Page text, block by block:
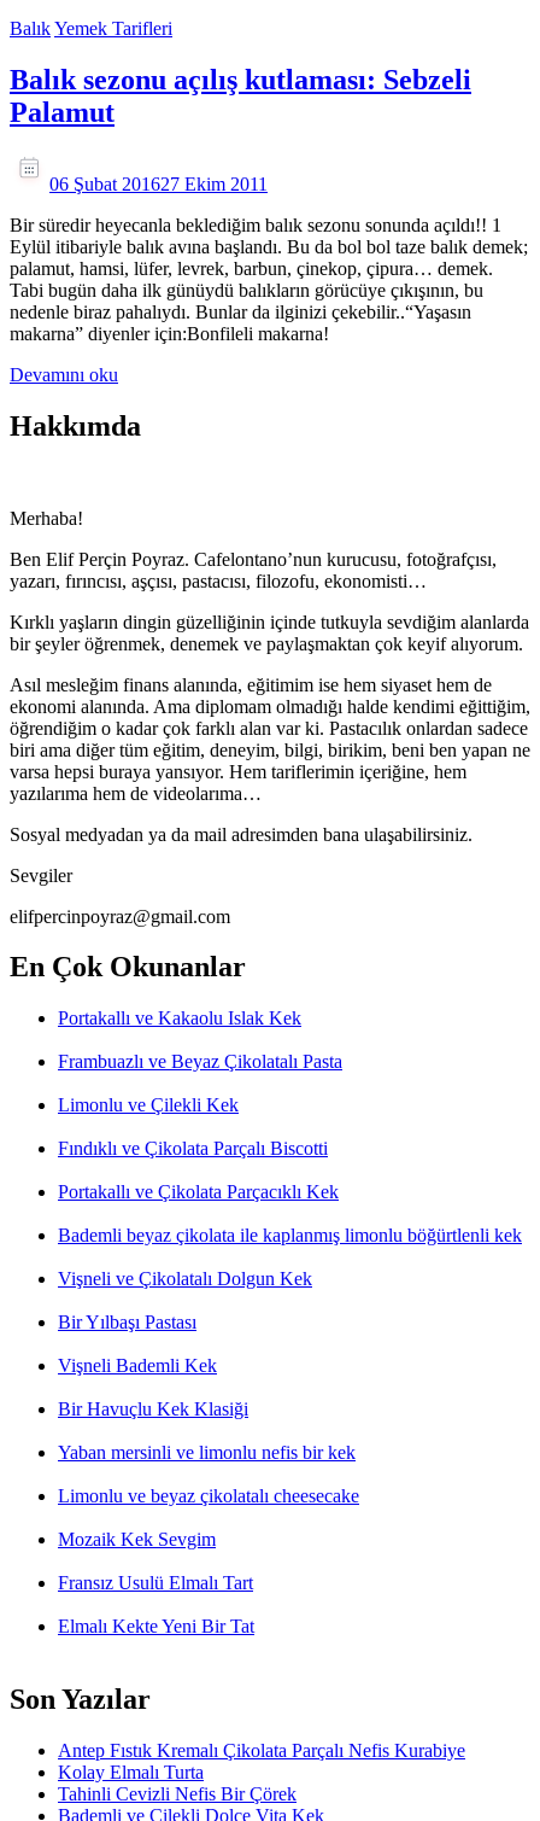
BalıkYemek Tarifleri
Balık sezonu açılış kutlaması: Sebzeli
Palamut
06 Şubat 201627 Ekim 2011
Bir süredir heyecanla beklediğim balık sezonu sonunda açıldı!! 1
Eylül itibariyle balık avına başlandı. Bu da bol bol taze balık demek;
palamut, hamsi, lüfer, levrek, barbun, çinekop, çipura… demek.
Tabi bugün daha ilk günüydü balıkların görücüye çıkışının, bu
nedenle biraz pahalıydı. Bunlar da ilginizi çekebilir..“Yaşasın
makarna” diyenler için:Bonfileli makarna!
Devamını oku
Hakkımda
Merhaba!
Ben Elif Perçin Poyraz. Cafelontano’nun kurucusu, fotoğrafçısı,
yazarı, fırıncısı, aşçısı, pastacısı, filozofu, ekonomisti…
Kırklı yaşların dingin güzelliğinin içinde tutkuyla sevdiğim alanlarda
bir şeyler öğrenmek, denemek ve paylaşmaktan çok keyif alıyorum.
Asıl mesleğim finans alanında, eğitimim ise hem siyaset hem de
ekonomi alanında. Ama diplomam olmadığı halde kendimi eğittiğim,
öğrendiğim o kadar çok farklı alan var ki. Pastacılık onlardan sadece
biri ama diğer tüm eğitim, deneyim, bilgi, birikim, beni ben yapan ne
varsa hepsi buraya yansıyor. Hem tariflerimin içeriğine, hem
yazılarıma hem de videolarıma…
Sosyal medyadan ya da mail adresimden bana ulaşabilirsiniz.
Sevgiler
elifpercinpoyraz@gmail.com
En Çok Okunanlar
Portakallı ve Kakaolu Islak Kek
Frambuazlı ve Beyaz Çikolatalı Pasta
Limonlu ve Çilekli Kek
Fındıklı ve Çikolata Parçalı Biscotti
Portakallı ve Çikolata Parçacıklı Kek
Bademli beyaz çikolata ile kaplanmış limonlu böğürtlenli kek
Vişneli ve Çikolatalı Dolgun Kek
Bir Yılbaşı Pastası
Vişneli Bademli Kek
Bir Havuçlu Kek Klasiği
Yaban mersinli ve limonlu nefis bir kek
Limonlu ve beyaz çikolatalı cheesecake
Mozaik Kek Sevgim
Fransız Usulü Elmalı Tart
Elmalı Kekte Yeni Bir Tat
Son Yazılar
Antep Fıstık Kremalı Çikolata Parçalı Nefis Kurabiye
Kolay Elmalı Turta
Tahinli Cevizli Nefis Bir Çörek
Bademli ve Çilekli Dolce Vita Kek